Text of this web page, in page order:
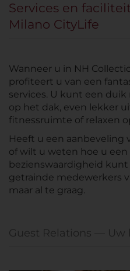
Services en
Milano CityLife
Wanneer u in NH
profiteert u van een
services. U kunt een
op het dak, even lekker
fitnessruimte of relaxen
Heeft u een aanbeveling
of wilt u weten hoe u een
bezienswaardigheid
getrainde medewerkers
maar al te graag.
Guest Relations — Uw